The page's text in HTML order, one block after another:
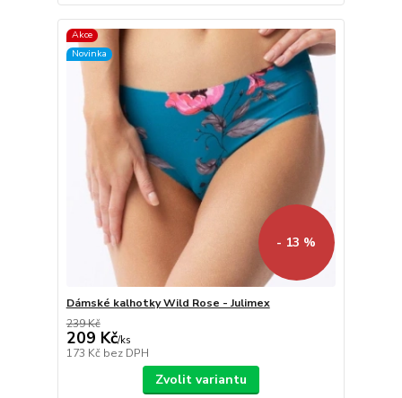
Akce
Novinka
- 13 %
Dámské kalhotky Wild Rose - Julimex
239 Kč
209 Kč/ks
173 Kč bez DPH
Zvolit variantu